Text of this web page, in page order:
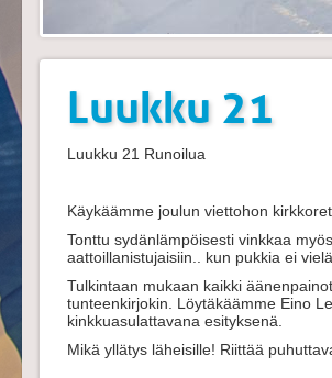
Luukku 21
Luukku 21 Runoilua
Käykäämme joulun viettohon
Tonttu sydänlämpöisesti vinkkaa
aattoillanistujaisiin.. kun pukkia ei
Tulkintaan mukaan kaikki
tunteenkirjokin. Löytäkäämme Eino
kinkkuasulattavana esityksenä.
Mikä yllätys läheisille! Riittää